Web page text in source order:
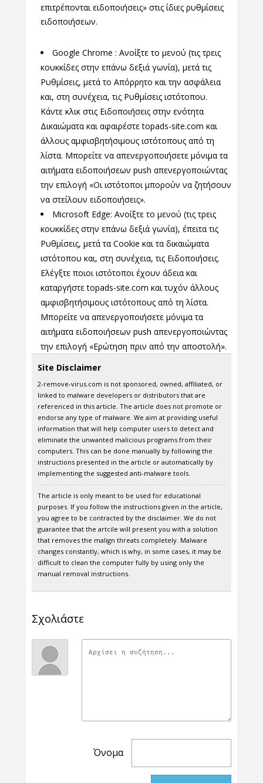
επιτρέπονται ειδοποιήσεις» στις ίδιες ρυθμίσεις
ειδοποιήσεων.
Google Chrome : Ανοίξτε το μενού (τις τρεις
κουκκίδες στην επάνω δεξιά γωνία), μετά τις
Ρυθμίσεις, μετά το Απόρρητο και την ασφάλεια
και, στη συνέχεια, τις Ρυθμίσεις ιστότοπου.
Κάντε κλικ στις Ειδοποιήσεις στην ενότητα
Δικαιώματα και αφαιρέστε topads-site.com και
άλλους αμφισβητήσιμους ιστότοπους από τη
λίστα. Μπορείτε να απενεργοποιήσετε μόνιμα τα
αιτήματα ειδοποιήσεων push απενεργοποιώντας
την επιλογή «Οι ιστότοποι μπορούν να ζητήσουν
να στείλουν ειδοποιήσεις».
Microsoft Edge: Ανοίξτε το μενού (τις τρεις
κουκκίδες στην επάνω δεξιά γωνία), έπειτα τις
Ρυθμίσεις, μετά τα Cookie και τα δικαιώματα
ιστότοπου και, στη συνέχεια, τις Ειδοποιήσεις.
Ελέγξτε ποιοι ιστότοποι έχουν άδεια και
καταργήστε topads-site.com και τυχόν άλλους
αμφισβητήσιμους ιστότοπους από τη λίστα.
Μπορείτε να απενεργοποιήσετε μόνιμα τα
αιτήματα ειδοποιήσεων push απενεργοποιώντας
την επιλογή «Ερώτηση πριν από την αποστολή».
Site Disclaimer
2-remove-virus.com is not sponsored, owned, affiliated, or
linked to malware developers or distributors that are
referenced in this article. The article does not promote or
endorse any type of malware. We aim at providing useful
information that will help computer users to detect and
eliminate the unwanted malicious programs from their
computers. This can be done manually by following the
instructions presented in the article or automatically by
implementing the suggested anti-malware tools.
The article is only meant to be used for educational
purposes. If you follow the instructions given in the article,
you agree to be contracted by the disclaimer. We do not
guarantee that the artcile will present you with a solution
that removes the malign threats completely. Malware
changes constantly, which is why, in some cases, it may be
difficult to clean the computer fully by using only the
manual removal instructions.
Σχολιάστε
Όνομα